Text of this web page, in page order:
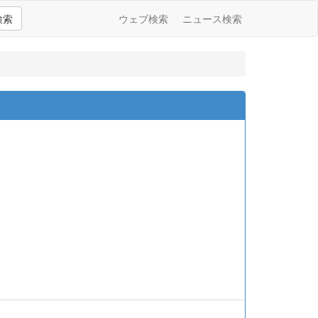
索 ウェブ検索 ニュース検索